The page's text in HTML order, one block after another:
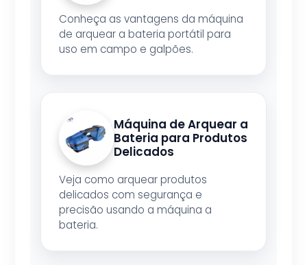
Conheça as vantagens da máquina
de arquear a bateria portátil para
uso em campo e galpões.
Máquina de Arquear a
Bateria para Produtos
Delicados
Veja como arquear produtos
delicados com segurança e
precisão usando a máquina a
bateria.